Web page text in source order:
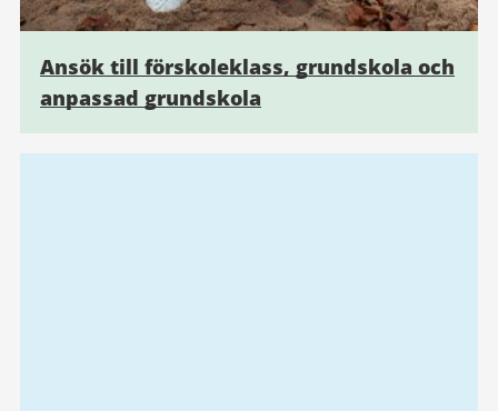
Ansök till förskoleklass, grundskola och
anpassad grundskola